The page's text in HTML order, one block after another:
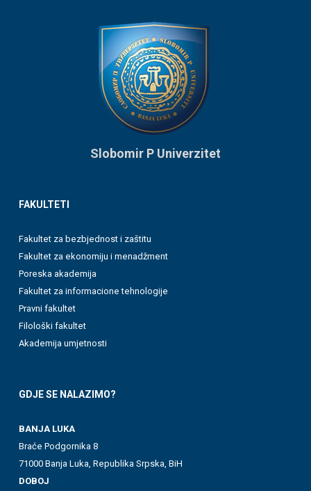
Slobomir P Univerzitet
FAKULTETI
Fakultet za bezbjednost i zaštitu
Fakultet za ekonomiju i menadžment
Poreska akademija
Fakultet za informacione tehnologije
Pravni fakultet
Filološki fakultet
Akademija umjetnosti
GDJE SE NALAZIMO?
BANJA LUKA
Braće Podgornika 8
71000 Banja Luka, Republika Srpska, BiH
DOBOJ